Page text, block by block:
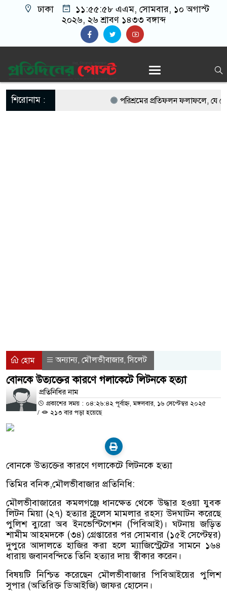
ঢাকা ১১:৫৫:৫৮ এএম, সোমবার, ১০ অগাস্ট
২০২৬, ২৬ শ্রাবণ ১৪৩৩ বঙ্গাব্দ
শিরোনাম : পরিশ্রমের প্রতিফলন ফলাফলে, যে
হোম অন্যান্য, মৌলভীবাজার,সিলেট
বোনকে উত্যক্তের কারণে গলাকেটে লিটনকে হত্যা
প্রতিনিধির নাম
প্রকাশের সময় : ০৪:২৬:৪২ পূর্বাহ্ন, মঙ্গলবার, ১৬ সেপ্টেম্বর ২০২৫
/
২১৩ বার পড়া হয়েছে
বোনকে উত্যক্তের কারণে গলাকেটে লিটনকে হত্যা
তিমির বনিক,মৌলভীবাজার প্রতিনিধি:
মৌলভীবাজারের কমলগঞ্জে ধানক্ষেত থেকে উদ্ধার হওয়া যুবক
লিটন মিয়া (২৭) হত্যার ক্লুলেস মামলার রহস্য উদ্ঘাটন করেছে
পুলিশ ব্যুরো অব ইনভেস্টিগেশন (পিবিআই)। ঘটনায় জড়িত
শামীম আহমদকে (৩৪) গ্রেপ্তারের পর সোমবার (১৫ই সেপ্টেম্বর)
দুপুরে আদালতে হাজির করা হলে ম্যাজিস্ট্রেটের সামনে ১৬৪
ধারায় জবানবন্দিতে তিনি হত্যার দায় স্বীকার করেন।
বিষয়টি নিশ্চিত করেছেন মৌলভীবাজার পিবিআইয়ের পুলিশ
সুপার (অতিরিক্ত ডিআইজি) জাফর হোসেন।